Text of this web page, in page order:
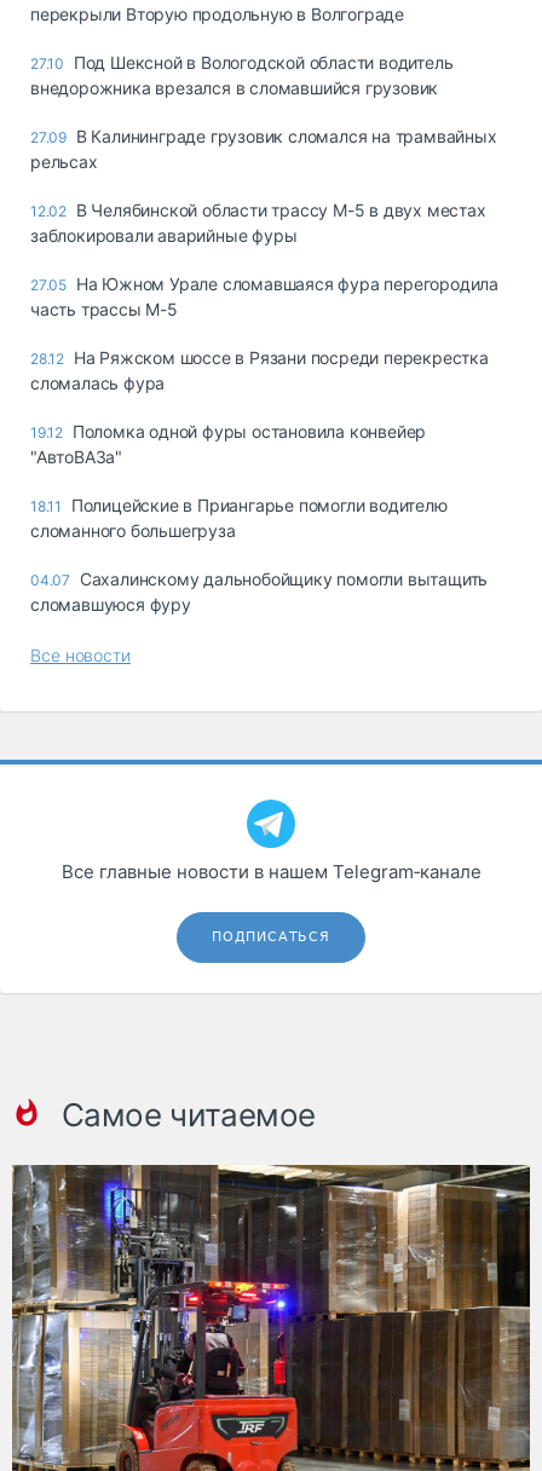
перекрыли Вторую продольную в Волгограде
27.10
Под Шексной в Вологодской области водитель
внедорожника врезался в сломавшийся грузовик
27.09 В Калининграде грузовик сломался на трамвайных
рельсах
12.02 В Челябинской области трассу М-5 в двух местах
заблокировали аварийные фуры
27.05 На Южном Урале сломавшаяся фура перегородила
часть трассы М-5
28.12 На Ряжском шоссе в Рязани посреди перекрестка
сломалась фура
19.12 Поломка одной фуры остановила конвейер
"АвтоВАЗа"
18.11
Полицейские в Приангарье помогли водителю
сломанного большегруза
04.07
Сахалинскому дальнобойщику помогли вытащить
сломавшуюся фуру
Все новости
Все главные новости в нашем Telegram‑канале
ПОДПИСАТЬСЯ
Самое читаемое